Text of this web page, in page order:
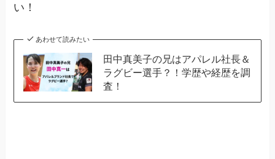
い！
あわせて読みたい
田中真美子の兄はアパレル社長＆
ラグビー選手？！学歴や経歴を調
査！